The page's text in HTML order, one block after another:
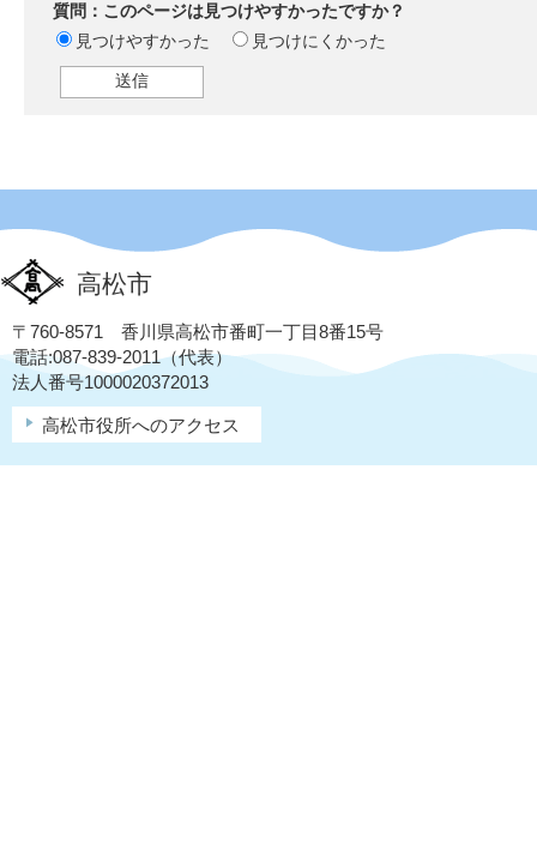
質問：このページは見つけやすかったですか？
見つけやすかった
見つけにくかった
高松市
〒760-8571 香川県高松市番町一丁目8番15号
電話:087-839-2011（代表）
法人番号1000020372013
高松市役所へのアクセス